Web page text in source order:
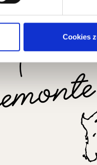
Cookies